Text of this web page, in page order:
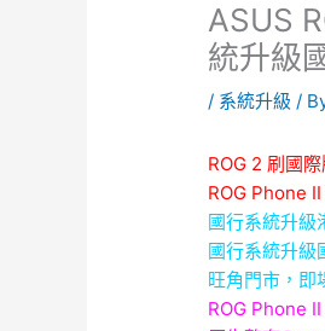
ASUS
統升級
/ 系統升級 /
ROG 2 刷國
ROG Phone
國行系統升級
國行系統升級
旺角門市，即
ROG Phone